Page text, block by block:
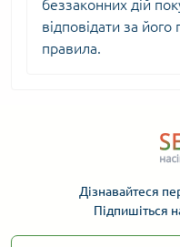
беззаконних дій
відповідати за
правила.
Дізнавайтеся
Підпишіться